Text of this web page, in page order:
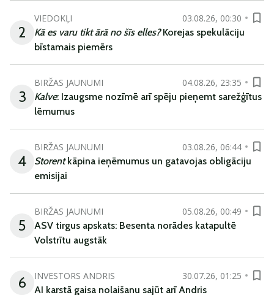
2
VIEDOKĻI
03.08.26, 00:30
Kā es varu tikt ārā no šīs elles?Korejas spekulāciju
bīstamais piemērs
3
BIRŽAS JAUNUMI
04.08.26, 23:35
Kalve: Izaugsme nozīmē arī spēju pieņemt sarežģītus
lēmumus
4
BIRŽAS JAUNUMI
03.08.26, 06:44
Storentkāpina ieņēmumus un gatavojas obligāciju
emisijai
5
BIRŽAS JAUNUMI
05.08.26, 00:49
ASV tirgus apskats: Besenta norādes katapultē
Volstrītu augstāk
6 INVESTORS ANDRIS
30.07.26, 01:25
AI karstā gaisa nolaišanu sajūt arī Andris